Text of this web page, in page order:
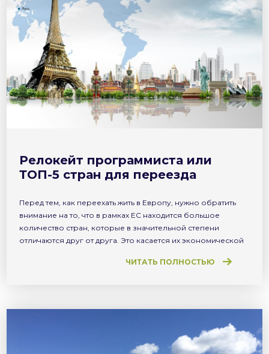
Релокейт программиста или
ТОП-5 стран для переезда
Перед тем, как переехать жить в Европу, нужно обратить
внимание на то, что в рамках ЕС находится большое
количество стран, которые в значительной степени
отличаются друг от друга. Это касается их экономической
привлечения инвестиций, количества открытых стартапов,
ЧИТАТЬ ПОЛНОСТЬЮ